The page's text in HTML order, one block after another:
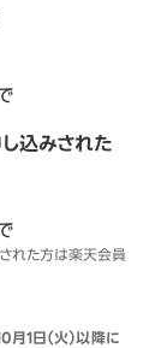
込みされた
れた方は楽天会員
1日（火）以降に